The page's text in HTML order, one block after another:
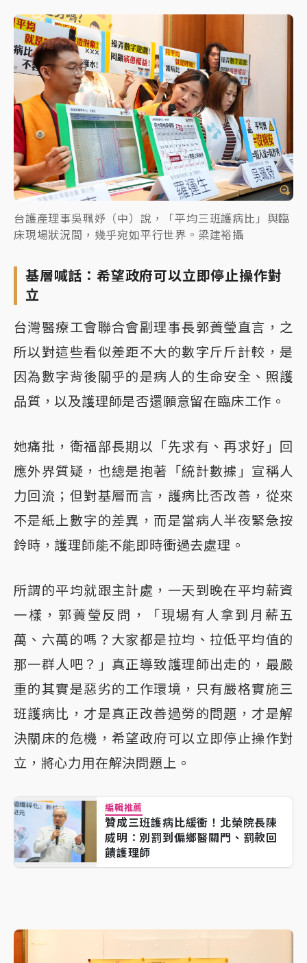
台護產理事吳珮妤（中）說，「平均三班護病比」與臨
床現場狀況間，幾乎宛如平行世界。梁建裕攝
基層喊話：希望政府可以立即停止操作對
立
台灣醫療工會聯合會副理事長郭蕢瑩直言，之
所以對這些看似差距不大的數字斤斤計較，是
因為數字背後關乎的是病人的生命安全、照護
品質，以及護理師是否還願意留在臨床工作。
她痛批，衛福部長期以「先求有、再求好」回
應外界質疑，也總是抱著「統計數據」宣稱人
力回流；但對基層而言，護病比否改善，從來
不是紙上數字的差異，而是當病人半夜緊急按
鈴時，護理師能不能即時衝過去處理。
所謂的平均就跟主計處，一天到晚在平均薪資
一樣，郭蕢瑩反問，「現場有人拿到月薪五
萬、六萬的嗎？大家都是拉均、拉低平均值的
那一群人吧？」真正導致護理師出走的，最嚴
重的其實是惡劣的工作環境，只有嚴格實施三
班護病比，才是真正改善過勞的問題，才是解
決關床的危機，希望政府可以立即停止操作對
立，將心力用在解決問題上。
編輯推薦
贊成三班護病比緩衝！北榮院長陳
威明：別罰到偏鄉醫關門、罰款回
饋護理師